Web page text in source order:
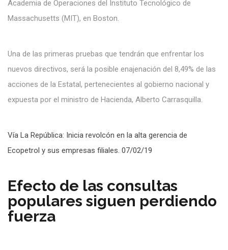
Academia de Operaciones del Instituto Tecnológico de
Massachusetts (MIT), en Boston.
Una de las primeras pruebas que tendrán que enfrentar los
nuevos directivos, será la posible enajenación del 8,49% de las
acciones de la Estatal, pertenecientes al gobierno nacional y
expuesta por el ministro de Hacienda, Alberto Carrasquilla.
Vía La República: Inicia revolcón en la alta gerencia de
Ecopetrol y sus empresas filiales. 07/02/19
Efecto de las consultas
populares siguen perdiendo
fuerza